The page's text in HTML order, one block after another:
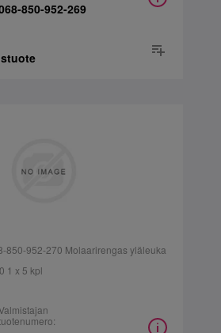
850-952-269
850-952-270 Molaarirengas yläleuka
1 x 5 kpl